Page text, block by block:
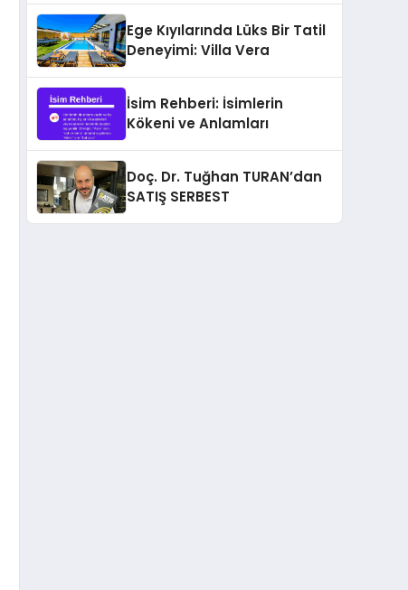
Ege Kıyılarında Lüks Bir Tatil
Deneyimi: Villa Vera
İsim Rehberi: İsimlerin
Kökeni ve Anlamları
Doç. Dr. Tuğhan TURAN’dan
SATIŞ SERBEST